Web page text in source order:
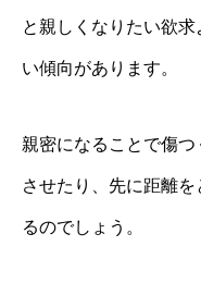
と親しくなりたい欲
い傾向があります。
親密になることで傷
させたり、先に距離
るのでしょう。